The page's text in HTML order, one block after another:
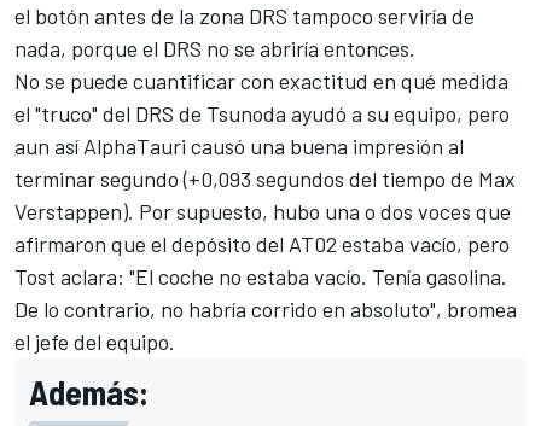
el botón antes de la zona DRS tampoco serviría de
nada, porque el DRS no se abriría entonces.
No se puede cuantificar con exactitud en qué medida
el "truco" del DRS de Tsunoda ayudó a su equipo, pero
aun así AlphaTauri causó una buena impresión al
terminar segundo (+0,093 segundos del tiempo de Max
Verstappen). Por supuesto, hubo una o dos voces que
afirmaron que el depósito del AT02 estaba vacío, pero
Tost aclara: "El coche no estaba vacío. Tenía gasolina.
De lo contrario, no habría corrido en absoluto", bromea
el jefe del equipo.
Además: